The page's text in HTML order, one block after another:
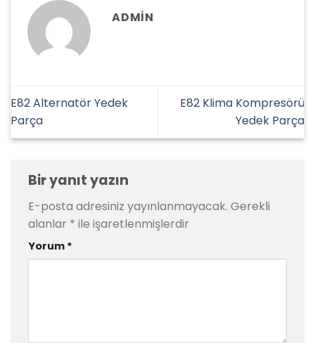
ADMIN
E82 Alternatör Yedek
Parça
E82 Klima Kompresörü
Yedek Parça
Bir yanıt yazın
E-posta adresiniz yayınlanmayacak. Gerekli
alanlar * ile işaretlenmişlerdir
Yorum *